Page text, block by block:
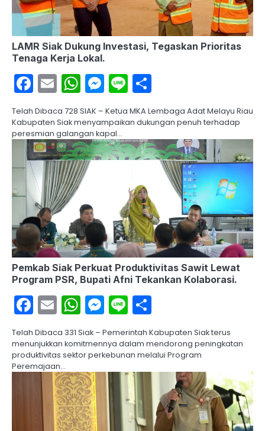
LAMR Siak Dukung Investasi, Tegaskan Prioritas
Tenaga Kerja Lokal.
Facebook
EmailWhatsApp
Messenger
Line
Telah Dibaca 728 SIAK – Ketua MKA Lembaga Adat Melayu Riau
Kabupaten Siak menyampaikan dukungan penuh terhadap
peresmian galangan kapal…
Pemkab Siak Perkuat Produktivitas Sawit Lewat
Program PSR, Bupati Afni Tekankan Kolaborasi.
Facebook
EmailWhatsApp
Messenger
Line
Telah Dibaca 331 Siak – Pemerintah Kabupaten Siak terus
menunjukkan komitmennya dalam mendorong peningkatan
produktivitas sektor perkebunan melalui Program
Peremajaan…